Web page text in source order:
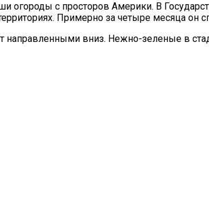
огороды с просторов Америки. В
Примерно за четыре месяца он
вниз. Нежно-зеленые в